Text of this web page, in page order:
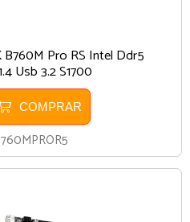
Pro RS Intel Ddr5
Usb 3.2 S1700
COMPRAR